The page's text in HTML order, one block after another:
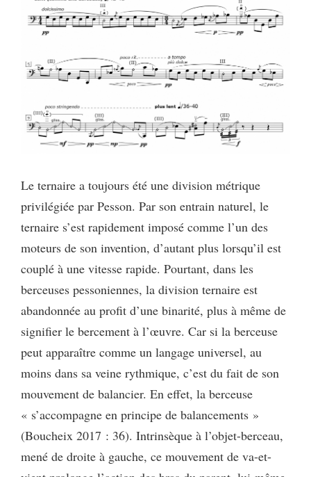
Le ternaire a toujours été une division métrique
privilégiée par Pesson. Par son entrain naturel, le
ternaire s’est rapidement imposé comme l’un des
moteurs de son invention, d’autant plus lorsqu’il est
couplé à une vitesse rapide. Pourtant, dans les
berceuses pessoniennes, la division ternaire est
abandonnée au profit d’une binarité, plus à même de
signifier le bercement à l’œuvre. Car si la berceuse
peut apparaître comme un langage universel, au
moins dans sa veine rythmique, c’est du fait de son
mouvement de balancier. En effet, la berceuse
« s’accompagne en principe de balancements »
(Boucheix 2017 : 36). Intrinsèque à l’objet-berceau,
mené de droite à gauche, ce mouvement de va-et-